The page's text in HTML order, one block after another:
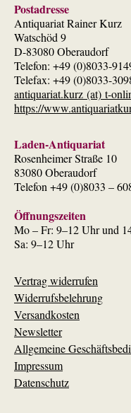
Postadresse
Antiquariat Rainer Kurz
Watschöd 9
D-83080 Oberaudorf
Telefon: +49 (0)8033-
Telefax: +49 (0)8033-
antiquariat.kurz (at) t-
https://
Laden-Antiquariat
Rosenheimer Straße 10
83080 Oberaudorf
Telefon +49 (0)8033 –
Öffnungszeiten
Mo – Fr: 9–12 Uhr und
Sa: 9–12 Uhr
Vertrag widerrufen
Widerrufsbelehrung
Versandkosten
Newsletter
Allgemeine
Impressum
Datenschutz